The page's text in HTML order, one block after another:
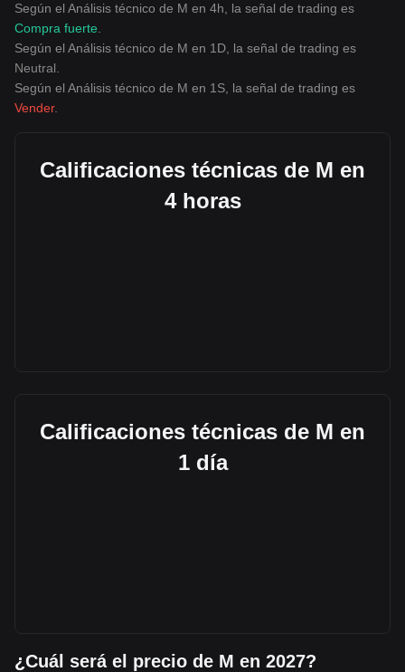
Según el Análisis técnico de M en 4h, la señal de trading es
Compra fuerte
Según el Análisis técnico de M en 1D, la señal de trading es
Neutral
Según el Análisis técnico de M en 1S, la señal de trading es
Vender.
Calificaciones técnicas de M en
4 horas
Calificaciones técnicas de M en
1 día
¿Cuál será el precio de M en 2027?